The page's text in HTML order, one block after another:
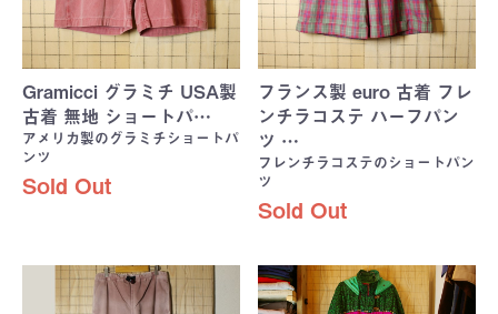
Gramicci グラミチ USA製
古着 無地 ショートパ…
アメリカ製のグラミチショートパ
ンツ
Sold Out
フランス製 euro 古着 フレ
ンチラコステ ハーフパン
ツ …
フレンチラコステのショートパン
ツ
Sold Out